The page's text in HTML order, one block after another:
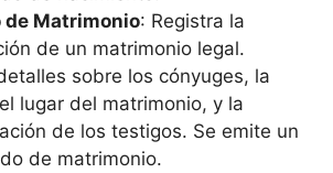
de Matrimonio: Registra la
de un matrimonio legal.
sobre los cónyuges, la
lugar del matrimonio, y la
de los testigos. Se emite un
de matrimonio.